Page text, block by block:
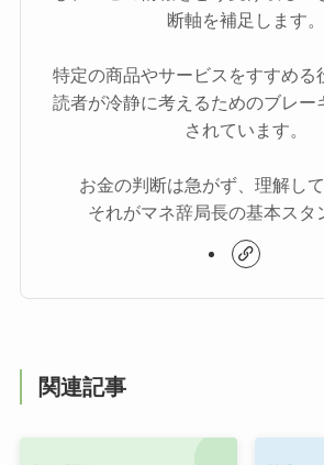
断軸を補足します。
特定の商品やサービスをすすめる
読者が冷静に考えるためのブレー
されています。
お金の判断は急がず、理解して
それがマネ辞局長の基本スタ
関連記事